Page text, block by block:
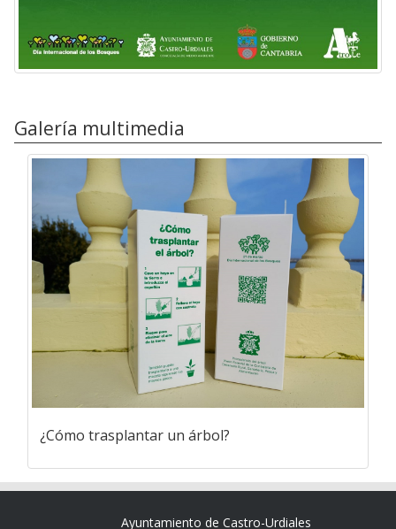
Galería multimedia
¿Cómo trasplantar un árbol?
Ayuntamiento de Castro-Urdiales